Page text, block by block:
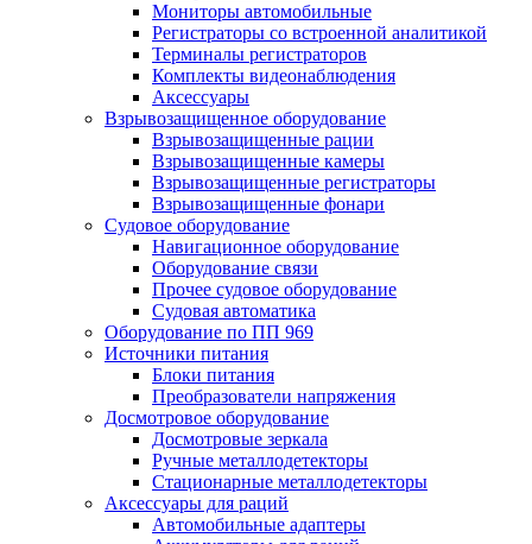
Мониторы автомобильные
Регистраторы со встроенной аналитикой
Терминалы регистраторов
Комплекты видеонаблюдения
Аксессуары
Взрывозащищенное оборудование
Взрывозащищенные рации
Взрывозащищенные камеры
Взрывозащищенные регистраторы
Взрывозащищенные фонари
Судовое оборудование
Навигационное оборудование
Оборудование связи
Прочее судовое оборудование
Судовая автоматика
Оборудование по ПП 969
Источники питания
Блоки питания
Преобразователи напряжения
Досмотровое оборудование
Досмотровые зеркала
Ручные металлодетекторы
Стационарные металлодетекторы
Аксессуары для раций
Автомобильные адаптеры